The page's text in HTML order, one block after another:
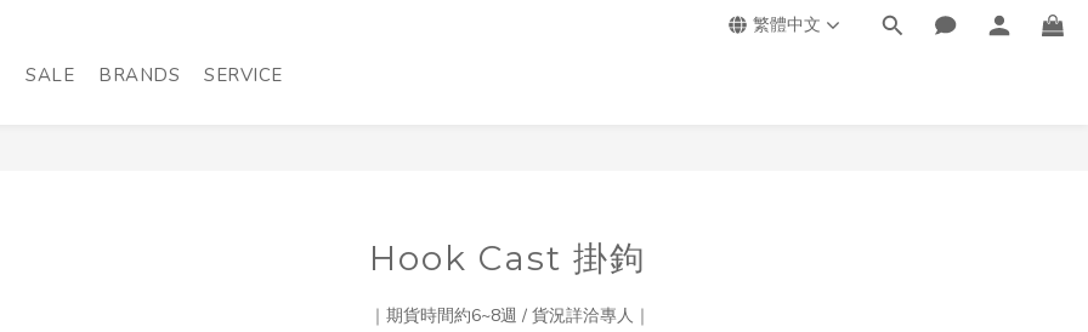
繁體中文
SALE BRANDS SERVICE
Hook Cast 掛鉤
｜期貨時間約6~8週 / 貨況詳洽專人｜